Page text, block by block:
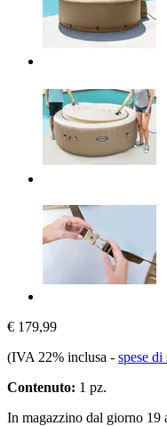
€ 179,99
(IVA 22% inclusa - spese di
Contenuto: 1 pz.
In magazzino dal giorno 19